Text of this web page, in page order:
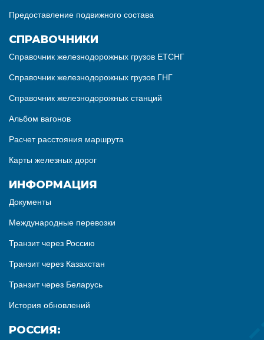
Предоставление подвижного состава
СПРАВОЧНИКИ
Справочник железнодорожных грузов ЕТСНГ
Справочник железнодорожных грузов ГНГ
Справочник железнодорожных станций
Альбом вагонов
Расчет расстояния маршрута
Карты железных дорог
ИНФОРМАЦИЯ
Документы
Международные перевозки
Транзит через Россию
Транзит через Казахстан
Транзит через Беларусь
История обновлений
РОССИЯ: